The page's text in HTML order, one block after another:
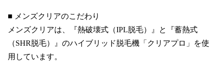
■ メンズクリアのこだわり
メンズクリアは、『熱破壊式（IPL脱毛）』と『蓄熱式
（SHR脱毛）』のハイブリッド脱毛機「クリアプロ」を使
用しています。